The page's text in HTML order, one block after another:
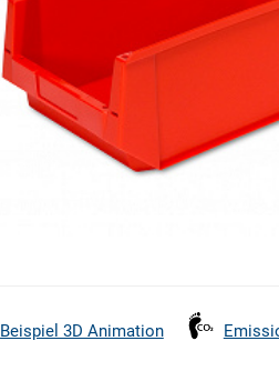
Beispiel 3D Animation